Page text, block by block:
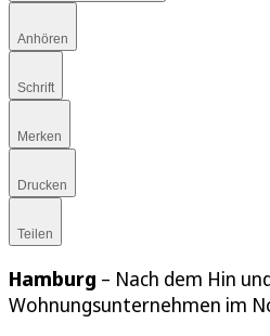
Anhören
Schrift
Merken
Drucken
Teilen
Hamburg – Nach dem Hin
Wohnungsunternehmen im